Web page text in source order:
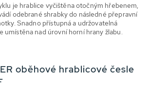
je hrablice vyčištěna otočným hřebenem,
odebrané shrabky do následné přepravní
Snadno přístupná a udržovatelná
umístěna nad úrovní horní hrany žlabu.
oběhové hrablicové česle